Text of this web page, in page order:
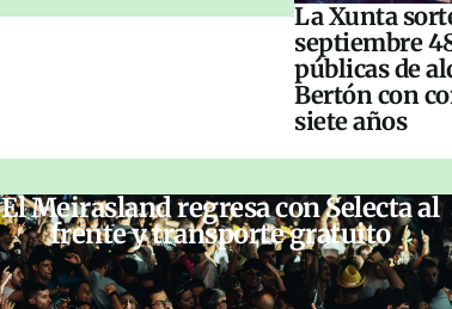
La Xunta
septiembre
públicas de
Bertón con
siete años
El Meirasland regresa con Selecta al
frente y transporte gratuito